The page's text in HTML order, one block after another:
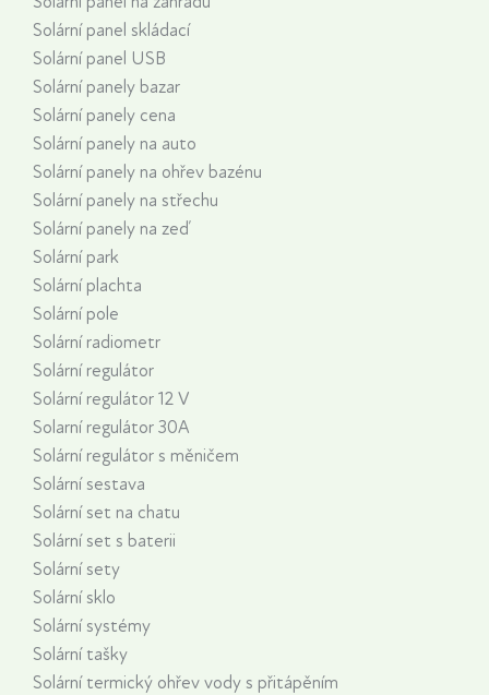
Solární panel skládací
Solární panel USB
Solární panely bazar
Solární panely cena
Solární panely na auto
Solární panely na ohřev bazénu
Solární panely na střechu
Solární panely na zeď
Solární park
Solární plachta
Solární pole
Solární radiometr
Solární regulátor
Solární regulátor 12 V
Solarní regulátor 30A
Solární regulátor s měničem
Solární sestava
Solární set na chatu
Solární set s baterii
Solární sety
Solární sklo
Solární systémy
Solární tašky
Solární termický ohřev vody s přitápěním